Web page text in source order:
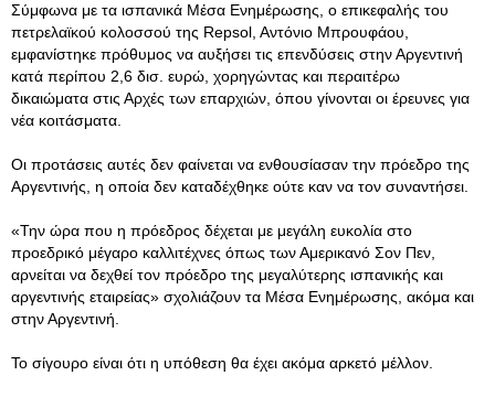
Σύμφωνα με τα ισπανικά Μέσα Ενημέρωσης, ο επικεφαλής του
πετρελαϊκού κολοσσού της Repsol, Aντόνιο Μπρουφάου,
εμφανίστηκε πρόθυμος να αυξήσει τις επενδύσεις στην Αργεντινή
κατά περίπου 2,6 δισ. ευρώ, χορηγώντας και περαιτέρω
δικαιώματα στις Αρχές των επαρχιών, όπου γίνονται οι έρευνες για
νέα κοιτάσματα.
Οι προτάσεις αυτές δεν φαίνεται να ενθουσίασαν την πρόεδρο της
Αργεντινής, η οποία δεν καταδέχθηκε ούτε καν να τον συναντήσει.
«Την ώρα που η πρόεδρος δέχεται με μεγάλη ευκολία στο
προεδρικό μέγαρο καλλιτέχνες όπως των Αμερικανό Σον Πεν,
αρνείται να δεχθεί τον πρόεδρο της μεγαλύτερης ισπανικής και
αργεντινής εταιρείας» σχολιάζουν τα Μέσα Ενημέρωσης, ακόμα και
στην Αργεντινή.
Το σίγουρο είναι ότι η υπόθεση θα έχει ακόμα αρκετό μέλλον.